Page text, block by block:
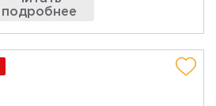
подробнее